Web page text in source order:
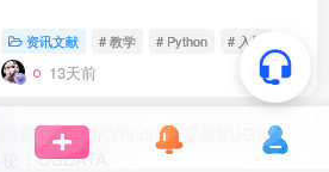
资讯文献 # 教学 # Python # 入门
13天前 15
隐藏了10年的Windows蓝屏BUG揭
秘：OSDATA